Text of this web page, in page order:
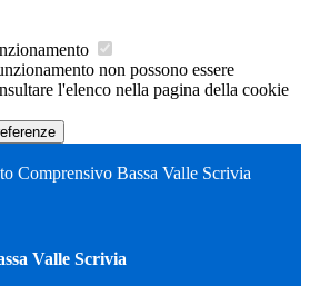
non possono essere
l'elenco nella pagina della cookie
Comprensivo Bassa Valle Scrivia
Valle Scrivia